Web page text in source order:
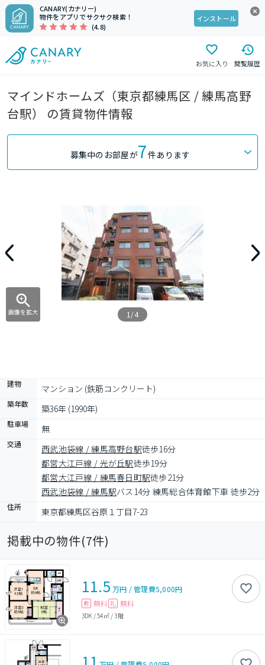
CANARY(カナリー)
物件をアプリでサクサク検索！
(4.8)
インストール
お気に入り 閲覧履歴
マインドホームズ（東京都練馬区 / 練馬高野
台駅） の賃貸物件情報
募集中のお部屋が7件あります
画像を拡大 1/4
建物 マンション (鉄筋コンクリート)
築年数 築36年 (1990年)
駐車場 無
交通 西武池袋線 / 練馬高野台駅徒歩16分
都営大江戸線 / 光が丘駅徒歩19分
都営大江戸線 / 練馬春日町駅徒歩21分
西武池袋線 / 練馬駅バス14分 練馬総合体育館下車 徒歩2分
住所 東京都練馬区谷原１丁目7-23
掲載中の物件(7件)
11.5 万円 /管理費5,000円
敷 無料 礼 無料
3DK /54㎡/3階
11